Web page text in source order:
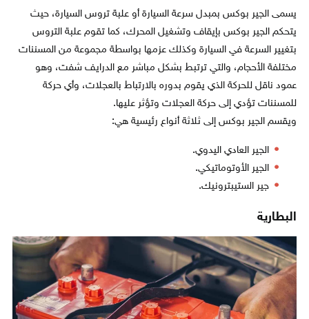
يسمى الجير بوكس بمبدل سرعة السيارة أو علبة تروس السيارة، حيث
يتحكم الجير بوكس بإيقاف وتشغيل المحرك، كما تقوم علبة التروس
بتغيير السرعة في السيارة وكذلك عزمها بواسطة مجموعة من المسننات
مختلفة الأحجام، والتي ترتبط بشكل مباشر مع الدرايف شفت، وهو
عمود ناقل للحركة الذي يقوم بدوره بالارتباط بالعجلات، وأي حركة
للمسننات تؤدي إلى حركة العجلات وتؤثر عليها.
ويقسم الجير بوكس إلى ثلاثة أنواع رئيسية هي:
الجير العادي اليدوي.
الجير الأوتوماتيكي.
جير الستيبترونيك.
البطارية